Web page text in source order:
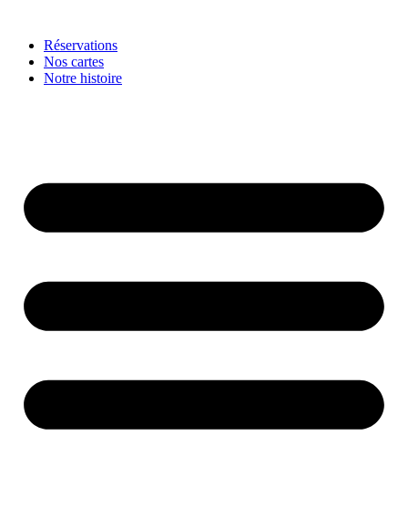
Réservations
Nos cartes
Notre histoire